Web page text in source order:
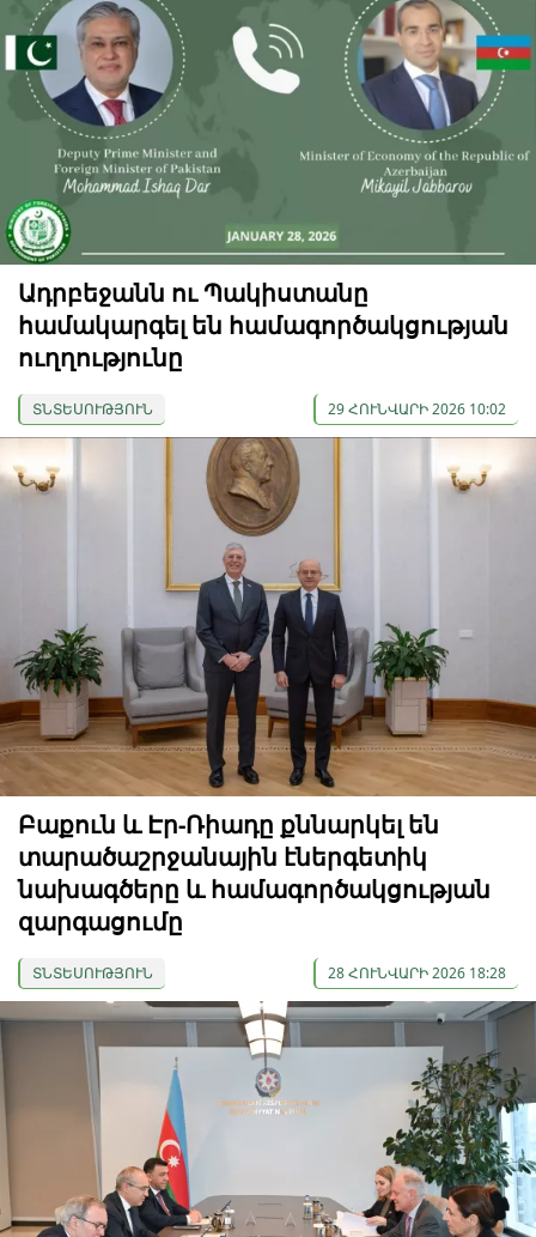
Ադրբեջանն ու Պակիստանը
համակարգել են համագործակցության
ուղղությունը
ՏՆՏԵՍՈՒԹՅՈՒՆ 29 ՀՈՒՆՎԱՐԻ 2026 10:02
Բաքուն և Էր-Ռիադը քննարկել են
տարածաշրջանային էներգետիկ
նախագծերը և համագործակցության
զարգացումը
ՏՆՏԵՍՈՒԹՅՈՒՆ 28 ՀՈՒՆՎԱՐԻ 2026 18:28